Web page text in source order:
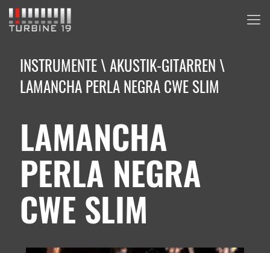
INSTRUMENTE\AKUSTIK-GITARREN\
LAMANCHA PERLA NEGRA CWE SLIM
LAMANCHA
PERLA NEGRA
CWE SLIM